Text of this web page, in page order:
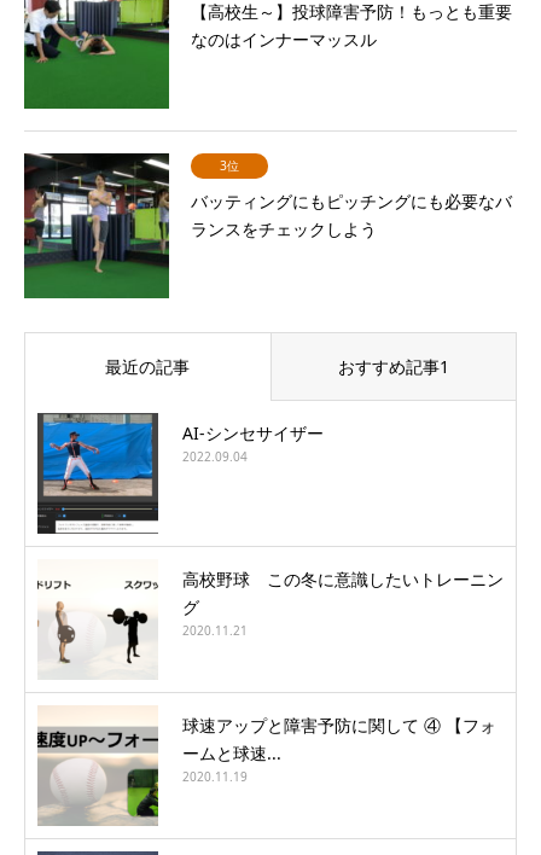
【高校生～】投球障害予防！もっとも重要
なのはインナーマッスル
3位
バッティングにもピッチングにも必要なバ
ランスをチェックしよう
最近の記事 おすすめ記事1
AI-シンセサイザー
2022.09.04
高校野球 この冬に意識したいトレーニン
グ
2020.11.21
球速アップと障害予防に関して ④ 【フォ
ームと球速...
2020.11.19